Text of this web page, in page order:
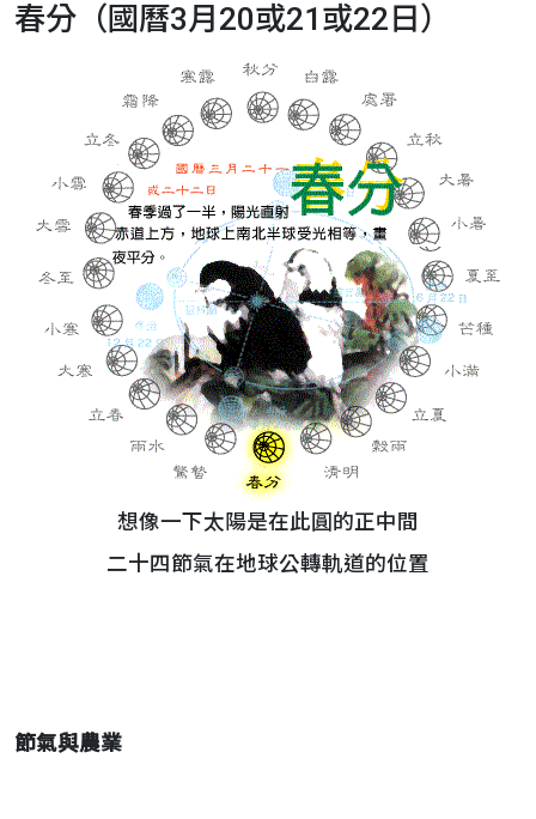
春分（國曆3月20或21或22日）
想像一下太陽是在此圓的正中間
二十四節氣在地球公轉軌道的位置
節氣與農業